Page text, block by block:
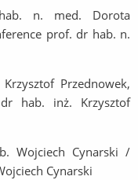
n. med. Dorota
prof. dr hab. n.
Przednowek,
hab. inż. Krzysztof
Wojciech Cynarski /
Cynarski